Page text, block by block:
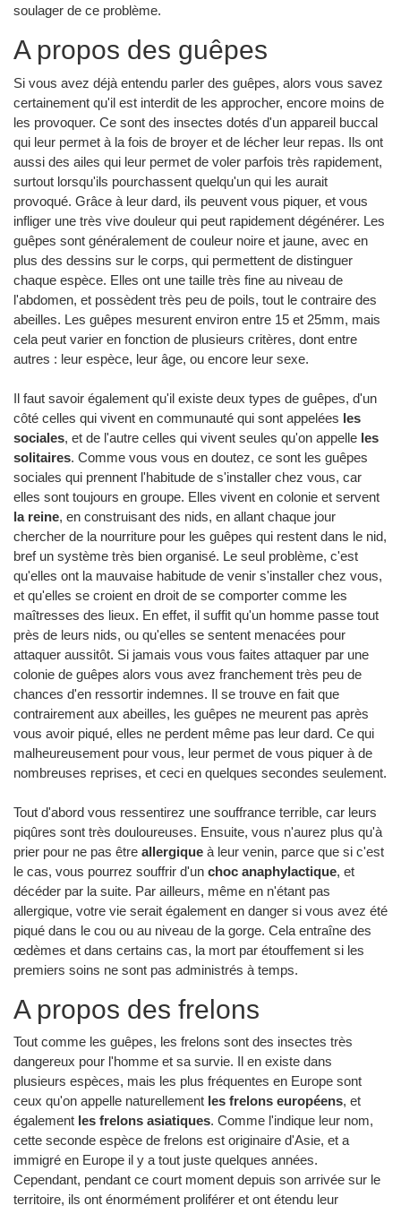
soulager de ce problème.
A propos des guêpes
Si vous avez déjà entendu parler des guêpes, alors vous savez
certainement qu'il est interdit de les approcher, encore moins de
les provoquer. Ce sont des insectes dotés d'un appareil buccal
qui leur permet à la fois de broyer et de lécher leur repas. Ils ont
aussi des ailes qui leur permet de voler parfois très rapidement,
surtout lorsqu'ils pourchassent quelqu'un qui les aurait
provoqué. Grâce à leur dard, ils peuvent vous piquer, et vous
infliger une très vive douleur qui peut rapidement dégénérer. Les
guêpes sont généralement de couleur noire et jaune, avec en
plus des dessins sur le corps, qui permettent de distinguer
chaque espèce. Elles ont une taille très fine au niveau de
l'abdomen, et possèdent très peu de poils, tout le contraire des
abeilles. Les guêpes mesurent environ entre 15 et 25mm, mais
cela peut varier en fonction de plusieurs critères, dont entre
autres : leur espèce, leur âge, ou encore leur sexe.
Il faut savoir également qu'il existe deux types de guêpes, d'un
côté celles qui vivent en communauté qui sont appelées les
sociales, et de l'autre celles qui vivent seules qu'on appelle les
solitaires. Comme vous vous en doutez, ce sont les guêpes
sociales qui prennent l'habitude de s'installer chez vous, car
elles sont toujours en groupe. Elles vivent en colonie et servent
la reine, en construisant des nids, en allant chaque jour
chercher de la nourriture pour les guêpes qui restent dans le nid,
bref un système très bien organisé. Le seul problème, c'est
qu'elles ont la mauvaise habitude de venir s'installer chez vous,
et qu'elles se croient en droit de se comporter comme les
maîtresses des lieux. En effet, il suffit qu'un homme passe tout
près de leurs nids, ou qu'elles se sentent menacées pour
attaquer aussitôt. Si jamais vous vous faites attaquer par une
colonie de guêpes alors vous avez franchement très peu de
chances d'en ressortir indemnes. Il se trouve en fait que
contrairement aux abeilles, les guêpes ne meurent pas après
vous avoir piqué, elles ne perdent même pas leur dard. Ce qui
malheureusement pour vous, leur permet de vous piquer à de
nombreuses reprises, et ceci en quelques secondes seulement.
Tout d'abord vous ressentirez une souffrance terrible, car leurs
piqûres sont très douloureuses. Ensuite, vous n'aurez plus qu'à
prier pour ne pas être allergique à leur venin, parce que si c'est
le cas, vous pourrez souffrir d'un choc anaphylactique, et
décéder par la suite. Par ailleurs, même en n'étant pas
allergique, votre vie serait également en danger si vous avez été
piqué dans le cou ou au niveau de la gorge. Cela entraîne des
œdèmes et dans certains cas, la mort par étouffement si les
premiers soins ne sont pas administrés à temps.
A propos des frelons
Tout comme les guêpes, les frelons sont des insectes très
dangereux pour l'homme et sa survie. Il en existe dans
plusieurs espèces, mais les plus fréquentes en Europe sont
ceux qu'on appelle naturellement les frelons européens, et
également les frelons asiatiques. Comme l'indique leur nom,
cette seconde espèce de frelons est originaire d'Asie, et a
immigré en Europe il y a tout juste quelques années.
Cependant, pendant ce court moment depuis son arrivée sur le
territoire, ils ont énormément proliférer et ont étendu leur